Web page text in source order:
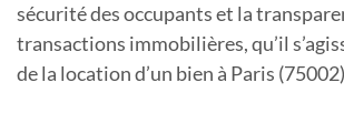
sécurité des occupants et la
transactions immobilières, qu’il
de la location d’un bien à Paris